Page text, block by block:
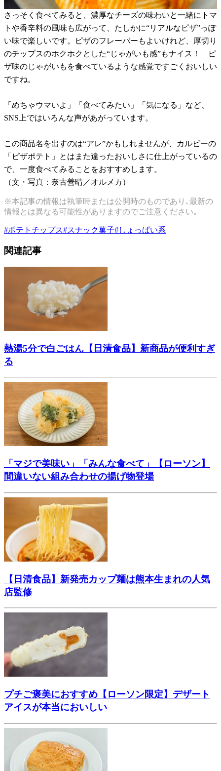
さっそく食べてみると、濃厚なチーズの味わいと一緒にトマ
トや香辛料の風味も広がって、たしかに“リアルなピザ”っぽ
い味で楽しいです。ピザのフレーバーもよいけれど、厚切り
のチップスのホクホクとした“じゃがいも感”もナイス！ ピ
ザ味のじゃがいもを食べているような感覚ですごくおいしい
ですね。
「めちゃウマいよ」「食べてみたい」「気になる」など、
SNS上ではいろんな声があがっています。
この商品名を出すのは“アレ”かもしれませんが、カルビーの
「ピザポテト」とはまた違ったおいしさに仕上がっているの
で、一度食べてみることをおすすめします。
（文・写真：奈古善晴／オルメカ）
※本記事の情報は執筆時または公開時のものであり､最新の
情報とは異なる可能性がありますのでご注意ください｡
#ポテトチップス#スナック菓子#しょっぱい系
関連記事
熱湯5分で白ごはん【日清食品】新商品が便利すぎ
る
「マジで美味い」「みんな食べて」【ローソン】
間違いない組み合わせの揚げ物登場
【日清食品】新発売カップ麺は熊本生まれの人気
店監修
プチご褒美におすすめ【ローソン限定】デザート
アイスが本当においしい